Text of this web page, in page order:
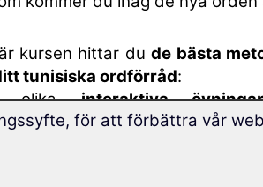
kursen hittar dude bästa
tunisiska ordförråd:
olikainteraktiva
lagrar ordförrådet i
för att förbättra vår